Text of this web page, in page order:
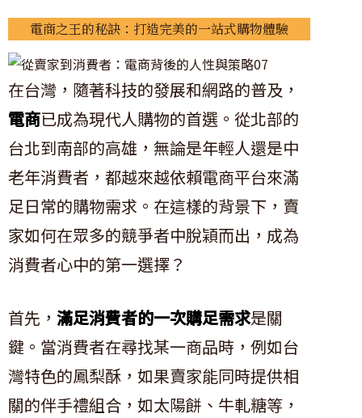
電商之王的秘訣：打造完美的一站式購物體驗
在台灣，隨著科技的發展和網路的普及，
電商已成為現代人購物的首選。從北部的
台北到南部的高雄，無論是年輕人還是中
老年消費者，都越來越依賴電商平台來滿
足日常的購物需求。在這樣的背景下，賣
家如何在眾多的競爭者中脫穎而出，成為
消費者心中的第一選擇？
首先， 滿足消費者的一次購足需求是關
鍵。當消費者在尋找某一商品時，例如台
灣特色的鳳梨酥，如果賣家能同時提供相
關的伴手禮組合，如太陽餅、牛軋糖等，